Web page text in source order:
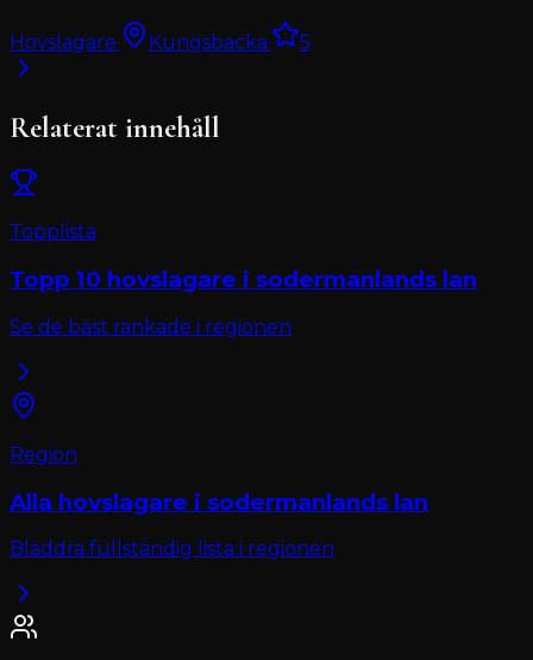
Hovslagare· Kungsbacka· 5
Relaterat innehåll
Topplista
Topp 10 hovslagare i sodermanlands lan
Se de bäst rankade i regionen
Region
Alla hovslagare i sodermanlands lan
Bläddra fullständig lista i regionen